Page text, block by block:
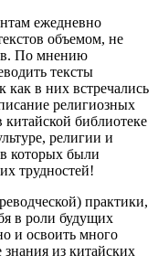
ежедневно
объемом, не
По мнению
тексты
как в них встречались
религиозных
библиотеке
религии и
которых были
трудностей!
практики,
в роли будущих
и освоить много
из китайских